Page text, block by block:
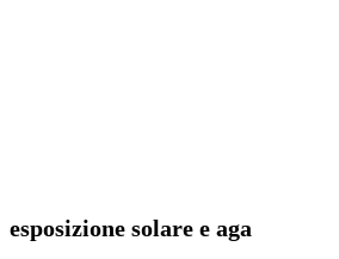
esposizione solare e aga